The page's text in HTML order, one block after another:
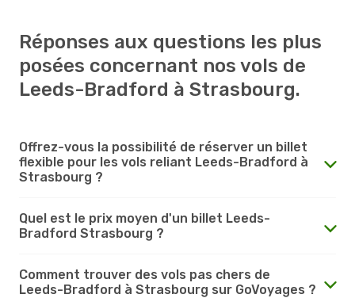
Réponses aux questions les plus
posées concernant nos vols de
Leeds-Bradford à Strasbourg.
Offrez-vous la possibilité de réserver un billet
flexible pour les vols reliant Leeds-Bradford à
Strasbourg ?
Quel est le prix moyen d'un billet Leeds-
Bradford Strasbourg ?
Comment trouver des vols pas chers de
Leeds-Bradford à Strasbourg sur GoVoyages ?